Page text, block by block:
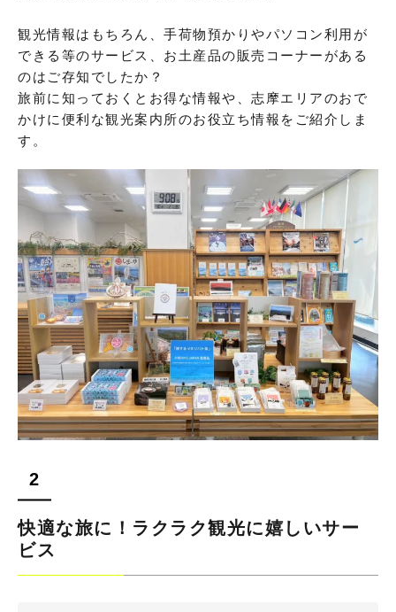
観光情報はもちろん、手荷物預かりやパソコン利用が
できる等のサービス、お土産品の販売コーナーがある
のはご存知でしたか？
旅前に知っておくとお得な情報や、志摩エリアのおで
かけに便利な観光案内所のお役立ち情報をご紹介しま
す。
快適な旅に！ラクラク観光に嬉しいサー
ビス